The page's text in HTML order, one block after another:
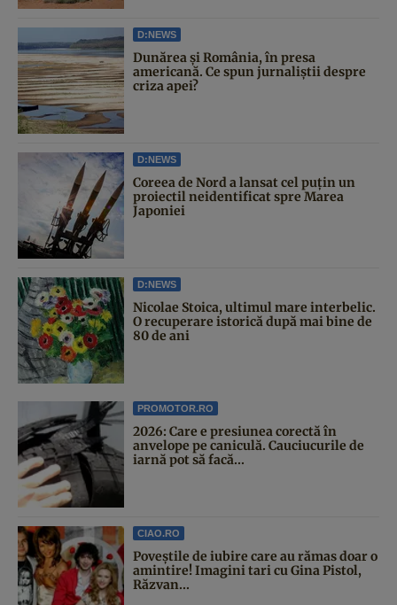
D:NEWS
Dunărea și România, în presa
americană. Ce spun jurnaliștii despre
criza apei?
D:NEWS
Coreea de Nord a lansat cel puțin un
proiectil neidentificat spre Marea
Japoniei
D:NEWS
Nicolae Stoica, ultimul mare interbelic.
O recuperare istorică după mai bine de
80 de ani
PROMOTOR.RO
2026: Care e presiunea corectă în
anvelope pe caniculă. Cauciucurile de
iarnă pot să facă...
CIAO.RO
Poveştile de iubire care au rămas doar o
amintire! Imagini tari cu Gina Pistol,
Răzvan...